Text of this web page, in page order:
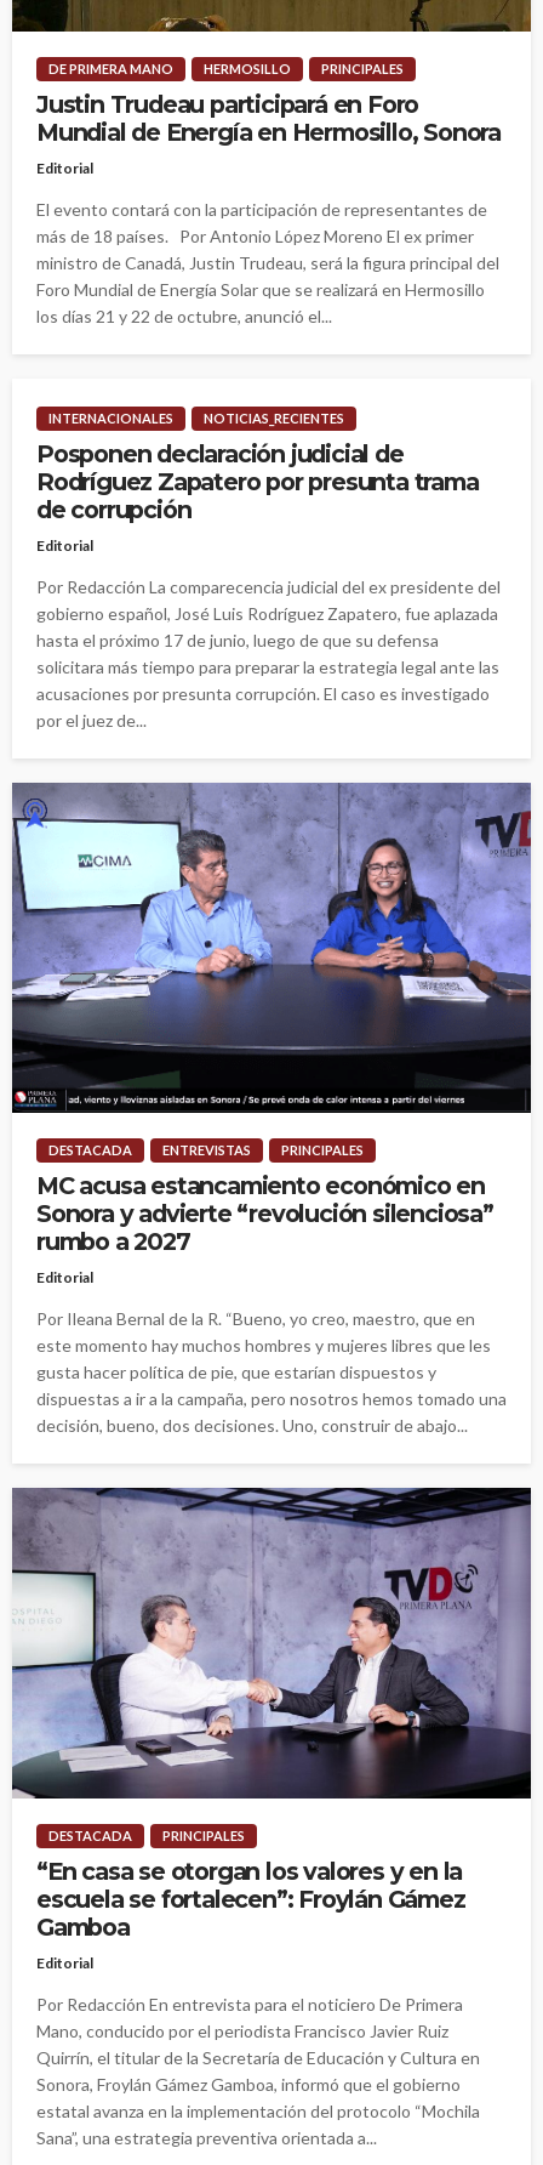
DE PRIMERA MANO HERMOSILLO PRINCIPALES
Justin Trudeau participará en Foro
Mundial de Energía en Hermosillo, Sonora
Editorial
El evento contará con la participación de representantes de
más de 18 países. Por Antonio López Moreno El ex primer
ministro de Canadá, Justin Trudeau, será la figura principal del
Foro Mundial de Energía Solar que se realizará en Hermosillo
los días 21 y 22 de octubre, anunció el...
INTERNACIONALES NOTICIAS_RECIENTES
Posponen declaración judicial de
Rodríguez Zapatero por presunta trama
de corrupción
Editorial
Por Redacción La comparecencia judicial del ex presidente del
gobierno español, José Luis Rodríguez Zapatero, fue aplazada
hasta el próximo 17 de junio, luego de que su defensa
solicitara más tiempo para preparar la estrategia legal ante las
acusaciones por presunta corrupción. El caso es investigado
por el juez de...
DESTACADA ENTREVISTAS PRINCIPALES
MC acusa estancamiento económico en
Sonora y advierte “revolución silenciosa”
rumbo a 2027
Editorial
Por Ileana Bernal de la R. “Bueno, yo creo, maestro, que en
este momento hay muchos hombres y mujeres libres que les
gusta hacer política de pie, que estarían dispuestos y
dispuestas a ir a la campaña, pero nosotros hemos tomado una
decisión, bueno, dos decisiones. Uno, construir de abajo...
DESTACADA PRINCIPALES
“En casa se otorgan los valores y en la
escuela se fortalecen”: Froylán Gámez
Gamboa
Editorial
Por Redacción En entrevista para el noticiero De Primera
Mano, conducido por el periodista Francisco Javier Ruiz
Quirrín, el titular de la Secretaría de Educación y Cultura en
Sonora, Froylán Gámez Gamboa, informó que el gobierno
estatal avanza en la implementación del protocolo “Mochila
Sana”, una estrategia preventiva orientada a...